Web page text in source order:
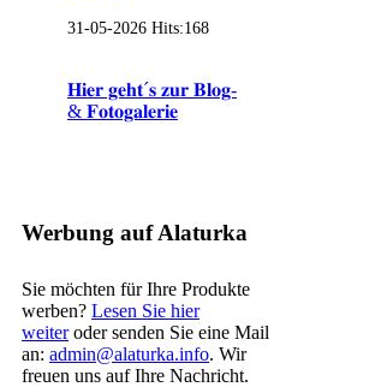
31-05-2026 Hits:168
𝐇𝐢𝐞𝐫 𝐠𝐞𝐡𝐭´𝐬 𝐳𝐮𝐫 𝐁𝐥𝐨𝐠-
& 𝐅𝐨𝐭𝐨𝐠𝐚𝐥𝐞𝐫𝐢𝐞
Werbung auf Alaturka
Sie möchten für Ihre Produkte
werben? Lesen Sie hier
weiteroder senden Sie eine Mail
an: admin@alaturka.info. Wir
freuen uns auf Ihre Nachricht.